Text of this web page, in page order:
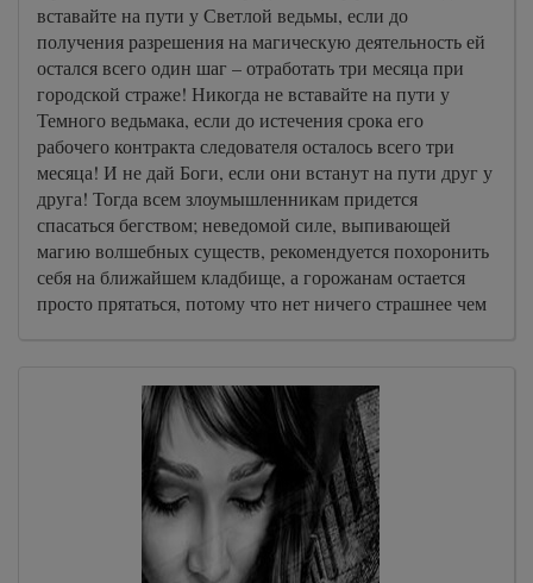
вставайте на пути у Светлой ведьмы, если до
получения разрешения на магическую деятельность ей
остался всего один шаг – отработать три месяца при
городской страже! Никогда не вставайте на пути у
Темного ведьмака, если до истечения срока его
рабочего контракта следователя осталось всего три
месяца! И не дай Боги, если они встанут на пути друг у
друга! Тогда всем злоумышленникам придется
спасаться бегством; неведомой силе, выпивающей
магию волшебных существ, рекомендуется похоронить
себя на ближайшем кладбище, а горожанам остается
просто прятаться, потому что нет ничего страшнее чем